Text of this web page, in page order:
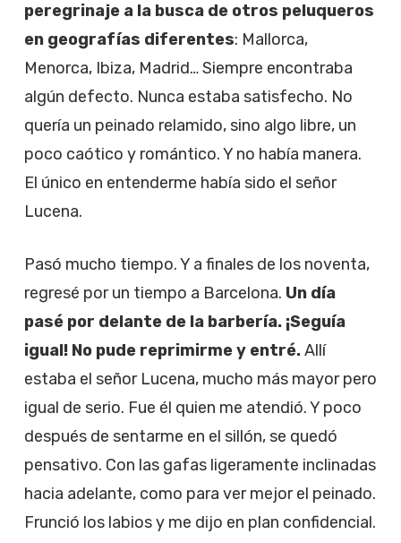
peregrinaje a la busca de otros peluqueros
en geografías diferentes: Mallorca,
Menorca, Ibiza, Madrid… Siempre encontraba
algún defecto. Nunca estaba satisfecho. No
quería un peinado relamido, sino algo libre, un
poco caótico y romántico. Y no había manera.
El único en entenderme había sido el señor
Lucena.
Pasó mucho tiempo. Y a finales de los noventa,
regresé por un tiempo a Barcelona. Un día
pasé por delante de la barbería. ¡Seguía
igual! No pude reprimirme y entré.Allí
estaba el señor Lucena, mucho más mayor pero
igual de serio. Fue él quien me atendió. Y poco
después de sentarme en el sillón, se quedó
pensativo. Con las gafas ligeramente inclinadas
hacia adelante, como para ver mejor el peinado.
Frunció los labios y me dijo en plan confidencial.